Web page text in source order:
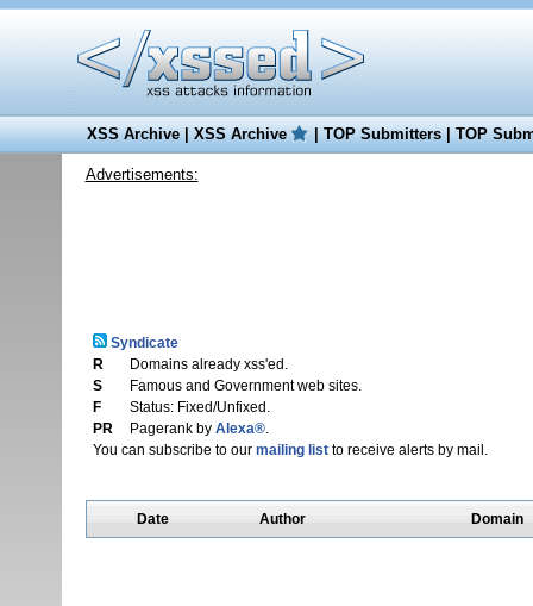
XSS Archive|XSS Archive |TOP Submitters|TOP
Advertisements:
Syndicate
R
Domains already xss'ed.
S
Famous and Government web sites.
F
Status: Fixed/Unfixed.
PR
Pagerank by Alexa®.
You can subscribe to our mailing listto receive alerts by mail.
Date Author Domain